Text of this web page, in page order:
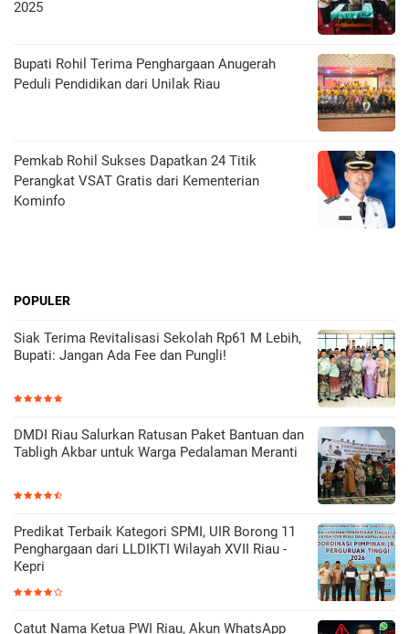
2025
Bupati Rohil Terima Penghargaan Anugerah
Peduli Pendidikan dari Unilak Riau
Pemkab Rohil Sukses Dapatkan 24 Titik
Perangkat VSAT Gratis dari Kementerian
Kominfo
POPULER
Siak Terima Revitalisasi Sekolah Rp61 M Lebih,
Bupati: Jangan Ada Fee dan Pungli!
DMDI Riau Salurkan Ratusan Paket Bantuan dan
Tabligh Akbar untuk Warga Pedalaman Meranti
Predikat Terbaik Kategori SPMI, UIR Borong 11
Penghargaan dari LLDIKTI Wilayah XVII Riau -
Kepri
Catut Nama Ketua PWI Riau, Akun WhatsApp